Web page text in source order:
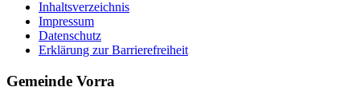
Inhaltsverzeichnis
Impressum
Datenschutz
Erklärung zur Barrierefreiheit
Gemeinde Vorra